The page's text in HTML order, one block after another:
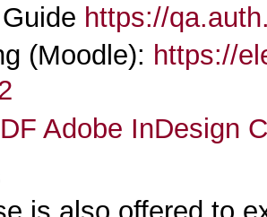
https://
(Moodle): https://
Adobe InDesign